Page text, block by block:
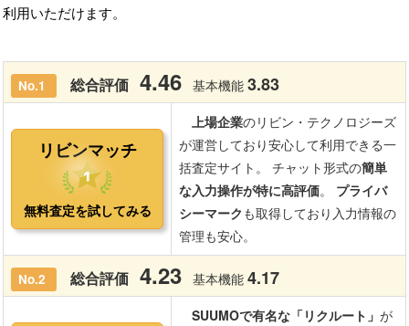
利用いただけます。